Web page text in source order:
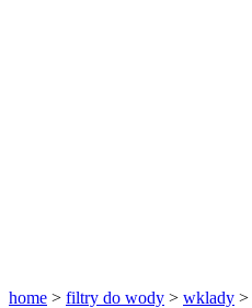
home > filtry do wody > wklady >